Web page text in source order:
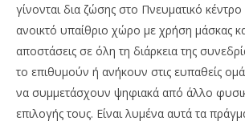
γίνονται δια ζώσης στο Πνευματικό
ανοικτό υπαίθριο χώρο με χρήση μάσκας
αποστάσεις σε όλη τη διάρκεια της
το επιθυμούν ή ανήκουν στις ευπαθείς
να συμμετάσχουν ψηφιακά από άλλο
επιλογής τους. Είναι λυμένα αυτά τα